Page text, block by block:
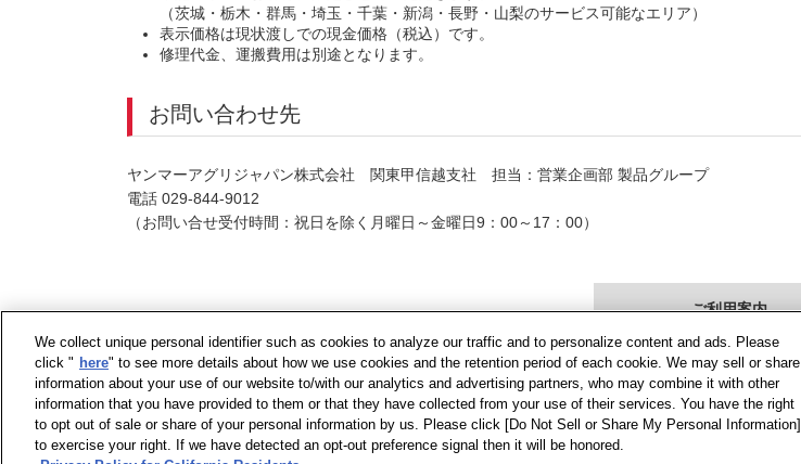
（茨城・栃木・群馬・埼玉・千葉・新潟・長野・山梨のサービス可能なエリア）
表示価格は現状渡しでの現金価格（税込）です。
修理代金、運搬費用は別途となります。
お問い合わせ先
ヤンマーアグリジャパン株式会社 関東甲信越支社 担当：営業企画部 製品グループ
電話 029-844-9012
（お問い合せ受付時間：祝日を除く月曜日～金曜日9：00～17：00）
We collect unique personal identifier such as cookies to analyze our traffic and to personalize content and ads. Please
click " here" to see more details about how we use cookies and the retention period of each cookie. We may sell or share
information about your use of our website to/with our analytics and advertising partners, who may combine it with other
information that you have provided to them or that they have collected from your use of their services. You have the right
to opt out of sale or share of your personal information by us. Please click [Do Not Sell or Share My Personal Information]
to exercise your right. If we have detected an opt-out preference signal then it will be honored.